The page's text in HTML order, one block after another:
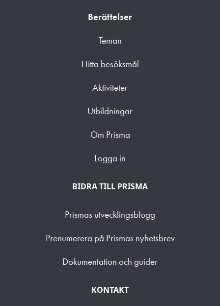
Berättelser
Teman
Hitta besöksmål
Aktiviteter
Utbildningar
Om Prisma
Logga in
BIDRA TILL PRISMA
Prismas utvecklingsblogg
Prenumerera på Prismas nyhetsbrev
Dokumentation och guider
KONTAKT